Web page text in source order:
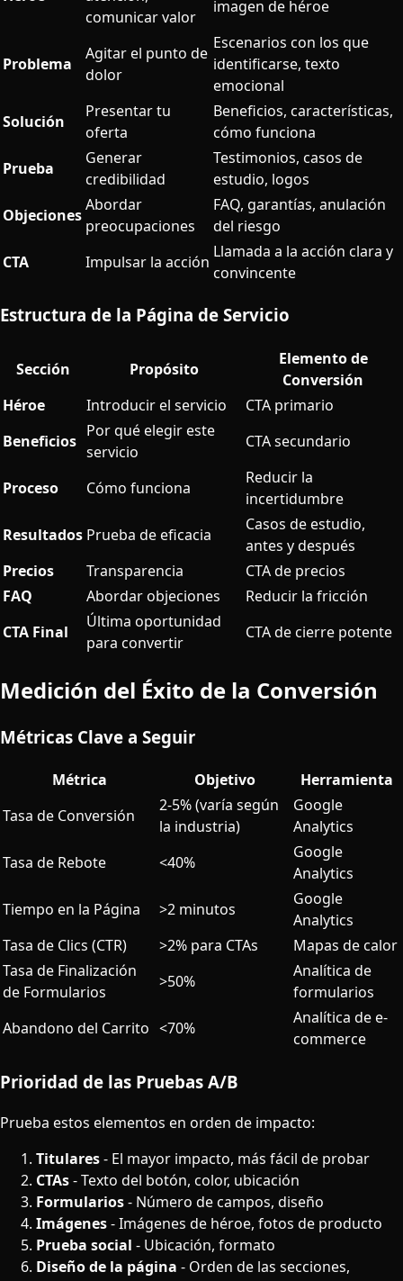
comunicar valor
imagen de héroe
Problema
Agitar el punto de
dolor
Escenarios con los que
identificarse, texto
emocional
Solución
Presentar tu
oferta
Beneficios, características,
cómo funciona
Prueba
Generar
credibilidad
Testimonios, casos de
estudio, logos
Objeciones
Abordar
preocupaciones
FAQ, garantías, anulación
del riesgo
CTA
Impulsar la acción
Llamada a la acción clara y
convincente
Estructura de la Página de Servicio
Sección Propósito
Elemento de
Conversión
Héroe
Introducir el servicio
CTA primario
Beneficios
Por qué elegir este
servicio
CTA secundario
Proceso Cómo funciona
Reducir la
incertidumbre
Resultados Prueba de eficacia
Casos de estudio,
antes y después
Precios
Transparencia
CTA de precios
FAQ
Abordar objeciones
Reducir la fricción
CTA Final
Última oportunidad
para convertir
CTA de cierre potente
Medición del Éxito de la Conversión
Métricas Clave a Seguir
Métrica Objetivo
Herramienta
Tasa de Conversión
2-5% (varía según
la industria)
Google
Analytics
Tasa de Rebote
<40%
Google
Analytics
Tiempo en la Página
>2 minutos
Google
Analytics
Tasa de Clics (CTR)
>2% para CTAs
Mapas de calor
Tasa de Finalización
de Formularios
>50%
Analítica de
formularios
Abandono del Carrito <70%
Analítica de e-
commerce
Prioridad de las Pruebas A/B
Prueba estos elementos en orden de impacto:
Titulares- El mayor impacto, más fácil de probar
CTAs- Texto del botón, color, ubicación
Formularios- Número de campos, diseño
Imágenes- Imágenes de héroe, fotos de producto
Prueba social - Ubicación, formato
Diseño de la página - Orden de las secciones,